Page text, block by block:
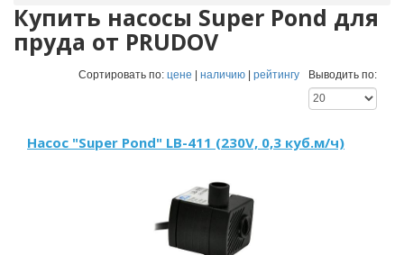
Купить насосы Super Pond для
пруда от PRUDOV
Сортировать по: цене | наличию | рейтингу Выводить по:
Насос "Super Pond" LB-411 (230V, 0,3 куб.м/ч)